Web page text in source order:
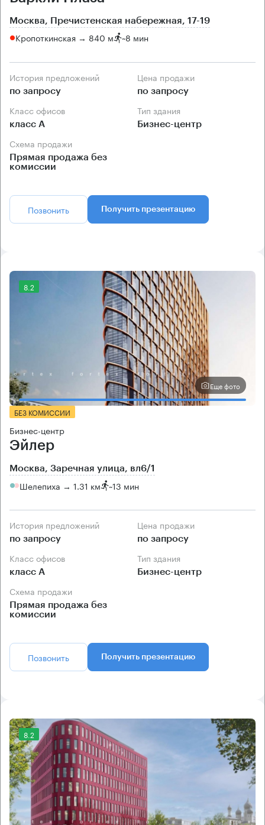
Москва, Пречистенская набережная, 17-19
Кропоткинская → 840 м ~8 мин
История предложений
по запросу
Цена продажи
по запросу
Класс офисов
класс А
Тип здания
Бизнес-центр
Схема продажи
Прямая продажа без
комиссии
Позвонить Получить презентацию
8.2
Еще фото
БЕЗ КОМИССИИ
Бизнес-центр
Эйлер
Москва, Заречная улица, вл6/1
Шелепиха → 1.31 км ~13 мин
История предложений
по запросу
Цена продажи
по запросу
Класс офисов
класс А
Тип здания
Бизнес-центр
Схема продажи
Прямая продажа без
комиссии
Позвонить Получить презентацию
8.2